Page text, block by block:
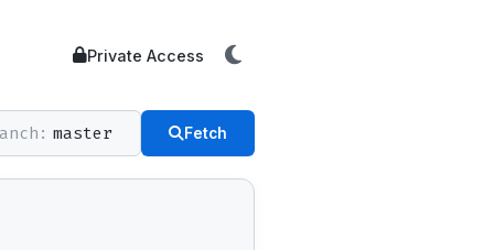
Private Access
Fetch